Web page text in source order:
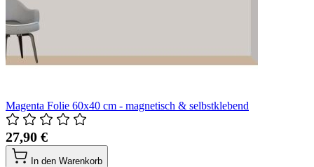
Magenta Folie 60x40 cm - magnetisch & selbstklebend
27,90 €
In den Warenkorb